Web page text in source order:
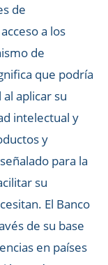
de
a los
de
que podría
aplicar su
intelectual y
y
para la
su
El Banco
de su base
en países